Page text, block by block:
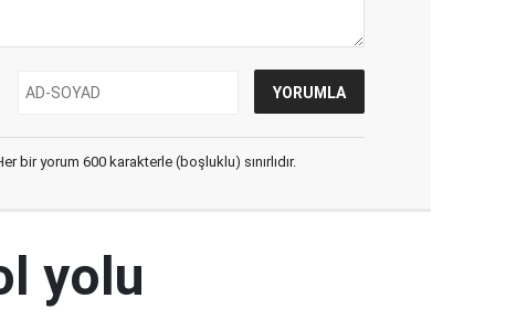
bir yorum 600 karakterle (boşluklu) sınırlıdır.
yolu